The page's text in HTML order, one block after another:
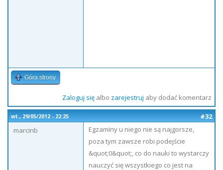
Góra strony
Zaloguj sięalbo zarejestruj aby dodać komentarz
wt., 29/05/2012 - 22:25
#32
marcinb
Egzaminy u niego nie są najgorsze,
poza tym zawsze robi podejście
&quot;0&quot;, co do nauki to wystarczy
nauczyć się wszystkiego co jest na